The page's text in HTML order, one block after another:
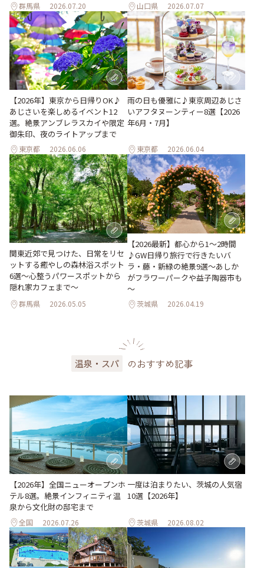
群馬県 2026.07.20 山口県 2026.07.07
【2026年】東京から日帰りOK♪
あじさいを楽しめるイベント12
選。絶景アンブレラスカイや限定
御朱印、夜のライトアップまで
東京都 2026.06.06
雨の日も優雅に♪東京周辺あじさ
いアフタヌーンティー8選【2026
年6月・7月】
東京都 2026.06.04
関東近郊で見つけた、日常をリセ
ットする癒やしの森林浴スポット
6選～心整うパワースポットから
隠れ家カフェまで～
群馬県 2026.05.05
【2026最新】都心から1～2時間
♪GW日帰り旅行で行きたいバ
ラ・藤・新緑の絶景9選～あしか
がフラワーパークや益子陶器市も
～
茨城県 2026.04.19
温泉・スパ のおすすめ記事
【2026年】全国ニューオープンホ
テル8選。絶景インフィニティ温
泉から文化財の邸宅まで
全国 2026.07.26
一度は泊まりたい、茨城の人気宿
10選【2026年】
茨城県 2026.08.02